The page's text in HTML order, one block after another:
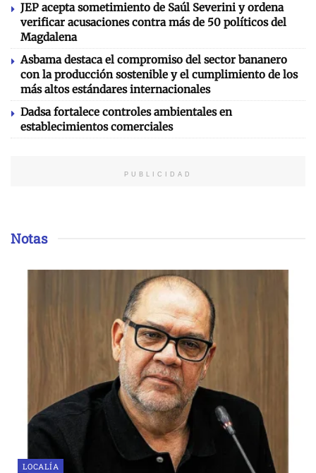
JEP acepta sometimiento de Saúl Severini y ordena
verificar acusaciones contra más de 50 políticos del
Magdalena
Asbama destaca el compromiso del sector bananero
con la producción sostenible y el cumplimiento de los
más altos estándares internacionales
Dadsa fortalece controles ambientales en
establecimientos comerciales
PUBLICIDAD
Notas
LOCALÍA